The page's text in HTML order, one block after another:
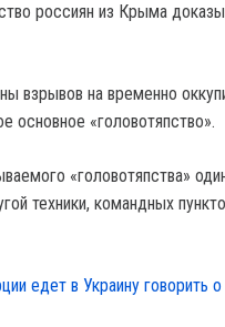
россиян из Крыма
взрывов на временно
основное «головотяпство».
«головотяпства»
техники, командных
едет в Украину говорить